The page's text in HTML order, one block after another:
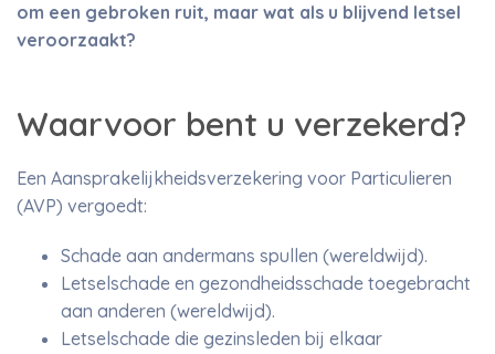
om een gebroken ruit, maar wat als u blijvend letsel
veroorzaakt?
Waarvoor bent u verzekerd?
Een Aansprakelijkheidsverzekering voor Particulieren
(AVP) vergoedt:
Schade aan andermans spullen (wereldwijd).
Letselschade en gezondheidsschade toegebracht
aan anderen (wereldwijd).
Letselschade die gezinsleden bij elkaar